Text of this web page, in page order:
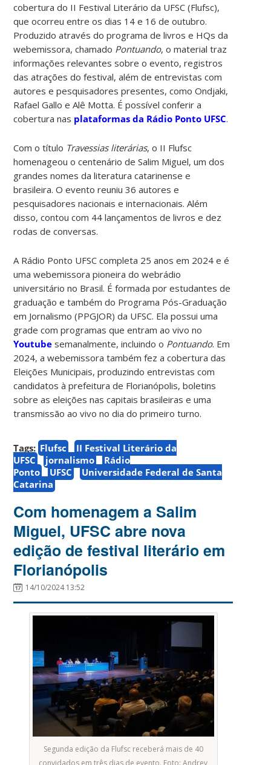
cobertura do II Festival Literário da UFSC (Flufsc),
que ocorreu entre os dias 14 e 16 de outubro.
Produzido através do programa de livros e HQs da
webemissora, chamado Pontuando, o material traz
informações relevantes sobre o evento, registros
das atrações do festival, além de entrevistas com
autores e pesquisadores presentes, como Ondjaki,
Rafael Gallo e Alê Motta. É possível conferir a
cobertura nas plataformas da Rádio Ponto UFSC.
Com o título Travessias literárias, o II Flufsc
homenageou o centenário de Salim Miguel, um dos
grandes nomes da literatura catarinense e
brasileira. O evento reuniu 36 autores e
pesquisadores nacionais e internacionais. Além
disso, contou com 44 lançamentos de livros e dez
rodas de conversas.
A Rádio Ponto UFSC completa 25 anos em 2024 e é
uma webemissora pioneira do webrádio
universitário no Brasil. É formada por estudantes de
graduação e também do Programa Pós-Graduação
em Jornalismo (PPGJOR) da UFSC. Ela possui uma
grade com programas que entram ao vivo no
Youtube semanalmente, incluindo o Pontuando. Em
2024, a webemissora também fez a cobertura das
Eleições Municipais, produzindo entrevistas com
candidatos à prefeitura de Florianópolis, boletins
sobre as eleições nas capitais brasileiras e uma
transmissão ao vivo no dia do primeiro turno.
Tags: Flufsc
II Festival Literário da
UFSC
jornalismo
Rádio
Ponto
UFSC
Universidade Federal de Santa
Catarina
Com homenagem a Salim
Miguel, UFSC abre nova
edição de festival literário em
Florianópolis
14/10/2024 13:52
Segunda edição da Flufsc receberá mais de 40
convidados em três dias de evento. Foto: Andrey